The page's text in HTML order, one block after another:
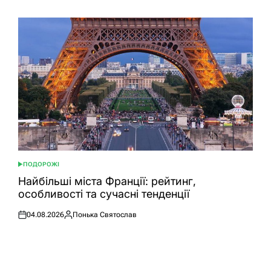
ОПУБЛІКУВАТИ
У
ПОДОРОЖІ
Найбільші міста Франції: рейтинг,
особливості та сучасні тенденції
Оприлюднено
04.08.2026
Опубліковано
Понька Святослав